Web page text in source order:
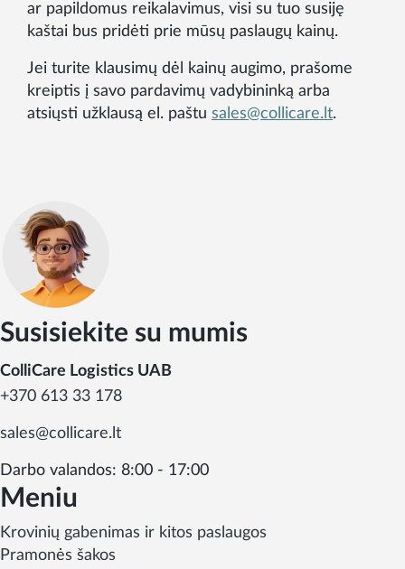
ar papildomus reikalavimus, visi su tuo susiję
kaštai bus pridėti prie mūsų paslaugų kainų.
Jei turite klausimų dėl kainų augimo, prašome
kreiptis į savo pardavimų vadybininką arba
atsiųsti užklausą el. paštu sales@collicare.lt.
Susisiekite su mumis
ColliCare Logistics UAB
+370 613 33 178
sales@collicare.lt
Darbo valandos: 8:00 - 17:00
Meniu
Krovinių gabenimas ir kitos paslaugos
Pramonės šakos